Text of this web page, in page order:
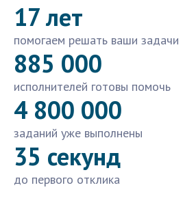
17 лет
помогаем решать ваши задачи
885 000
исполнителей готовы помочь
4 800 000
заданий уже выполнены
35 секунд
до первого отклика